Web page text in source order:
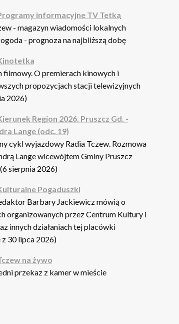
informacyjne TV Tetka
- magazyn wiadomości lokalnych
- prognoza na najbliższą dobę
filmowy. O premierach kinowych i
propozycjach stacji telewizyjnych
2026)
Region 2026. Pruszcz Gd. -
Lange (odc. 19)
cykl wyjazdowy Radia Tczew. Rozmowa
Lange wicewójtem Gminy Pruszcz
sierpnia 2026)
Pogaduszki
Barbary Jackiewicz mówią o
organizowanych przez Centrum Kultury i
innych działaniach tej placówki
z 30 lipca 2026)
na żywo
przekaz z kamer w mieście